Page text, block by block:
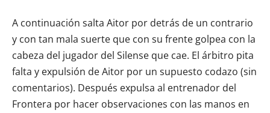
A continuación salta Aitor por detrás de un contrario
y con tan mala suerte que con su frente golpea con la
cabeza del jugador del Silense que cae. El árbitro pita
falta y expulsión de Aitor por un supuesto codazo (sin
comentarios). Después expulsa al entrenador del
Frontera por hacer observaciones con las manos en